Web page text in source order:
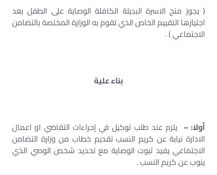
( يجوز منح الاسرة البديلة الكافلة الوصاية على الطفل بعد
اجتيازها التقييم الخاص الذي تقوم به الوزارة المختصة بالتضامن
الاجتماعي ) .
بناء علية
أولا: – يلزم عند طلب توكيل في إجراءات التقاضي او اعمال
الادارة نيابة عن كريم النسب تقديم خطاب من وزارة التضامن
الاجتماعي يفيد ثبوت الوصاية مع تحديد شخص الوصي الذي
ينوب عن كريم النسب .